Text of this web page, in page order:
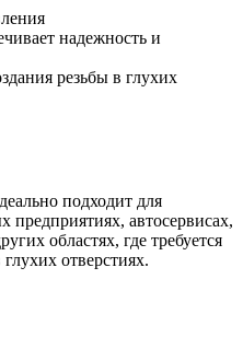
надежность и
резьбы в глухих
подходит для
автосервисах,
областях, где требуется
отверстиях.